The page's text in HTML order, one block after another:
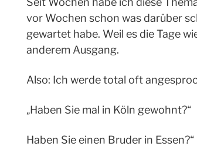
vor Wochen schon was darüber
gewartet habe. Weil es die Tage
anderem Ausgang.
Also: Ich werde total oft
„Haben Sie mal in Köln gewohnt?“
Haben Sie einen Bruder in Essen?“